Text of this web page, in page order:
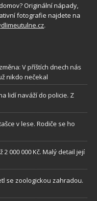
Originální nápady,
fotografie najdete na
.
V příštích dnech nás
nikdo nečekal
lidí naváží do policie. Z
v lese. Rodiče se ho
000 000 Kč. Malý detail její
se zoologickou zahradou.